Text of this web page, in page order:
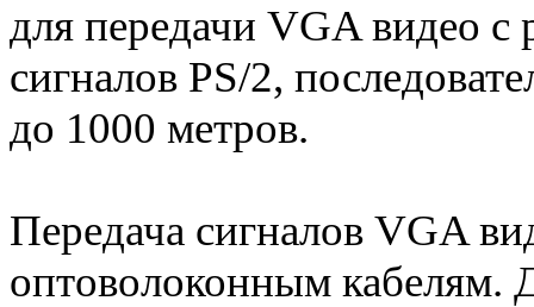
для передачи VGA видео
сигналов PS/2,
до 1000 метров.
Передача сигналов VGA
оптоволоконным кабелям.